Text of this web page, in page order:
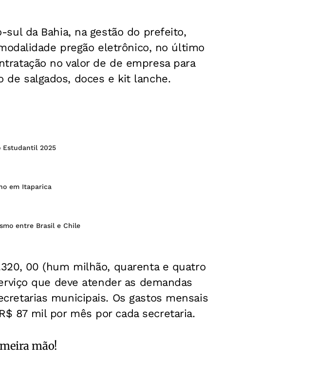
sul da Bahia, na gestão do prefeito,
pregão eletrônico, no último
no valor de de empresa para
de salgados, doces e kit lanche.
Estudantil 2025
em Itaparica
entre Brasil e Chile
00 (hum milhão, quarenta e quatro
que deve atender as demandas
municipais. Os gastos mensais
87 mil por mês por cada secretaria.
mão!